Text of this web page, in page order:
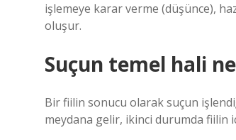
işlemeye karar verme (düşünce),
oluşur.
Suçun temel hali
Bir fiilin sonucu olarak suçun
meydana gelir, ikinci durumda fiilin